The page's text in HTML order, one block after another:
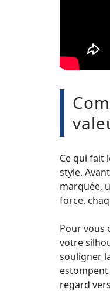
Ce qui fait
style.
marquée,
force,
Pour vous
votre
souligner
estompent
regard